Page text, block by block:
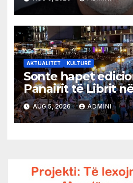
AKTUALITET KULTURË
Sonte hapet
Panairit të Librit
AUG 5, 2026 ADMINI